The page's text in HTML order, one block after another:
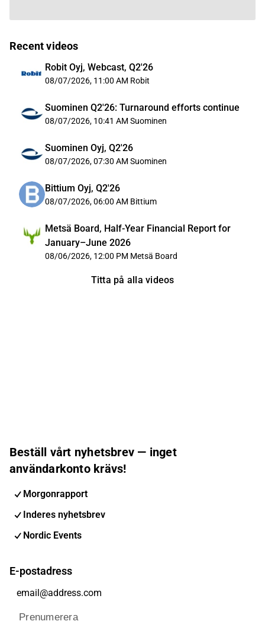
Recent videos
Robit Oyj, Webcast, Q2'26
08/07/2026, 11:00 AM Robit
Suominen Q2'26: Turnaround efforts continue
08/07/2026, 10:41 AM Suominen
Suominen Oyj, Q2'26
08/07/2026, 07:30 AM Suominen
Bittium Oyj, Q2'26
08/07/2026, 06:00 AM Bittium
Metsä Board, Half-Year Financial Report for
January–June 2026
08/06/2026, 12:00 PM Metsä Board
Titta på alla videos
Beställ vårt nyhetsbrev — inget
användarkonto krävs!
Morgonrapport
Inderes nyhetsbrev
Nordic Events
E-postadress
Prenumerera